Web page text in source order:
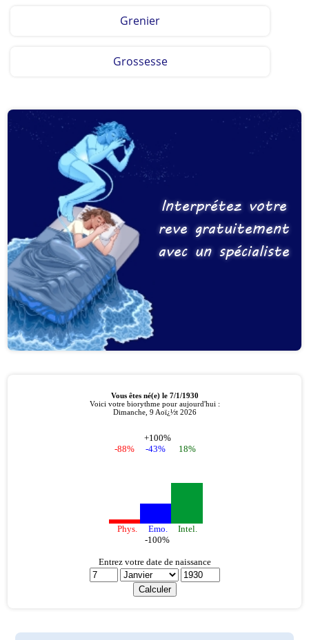
Grenier
Grossesse
Interprétez votre
reve gratuitement
avec un spécialiste